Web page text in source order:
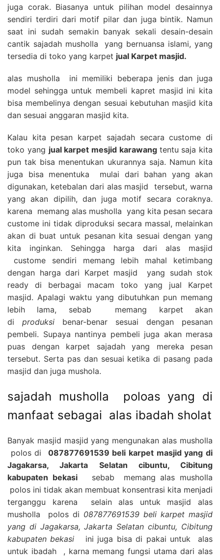
juga corak. Biasanya untuk pilihan model desainnya
sendiri terdiri dari motif pilar dan juga bintik. Namun
saat ini sudah semakin banyak sekali desain-desain
cantik sajadah musholla yang bernuansa islami, yang
tersedia di toko yang karpet jual Karpet masjid.
alas musholla ini memiliki beberapa jenis dan juga
model sehingga untuk membeli kapret masjid ini kita
bisa membelinya dengan sesuai kebutuhan masjid kita
dan sesuai anggaran masjid kita.
Kalau kita pesan karpet sajadah secara custome di
toko yang jual karpet mesjid karawang tentu saja kita
pun tak bisa menentukan ukurannya saja. Namun kita
juga bisa menentuka mulai dari bahan yang akan
digunakan, ketebalan dari alas masjid tersebut, warna
yang akan dipilih, dan juga motif secara coraknya.
karena memang alas musholla yang kita pesan secara
custome ini tidak diproduksi secara massal, melainkan
akan di buat untuk pesanan kita sesuai dengan yang
kita inginkan. Sehingga harga dari alas masjid
custome sendiri memang lebih mahal ketimbang
dengan harga dari Karpet masjid yang sudah stok
ready di berbagai macam toko yang jual Karpet
masjid. Apalagi waktu yang dibutuhkan pun memang
lebih lama, sebab memang karpet akan
di produksi benar-benar sesuai dengan pesanan
pembeli. Supaya nantinya pembeli juga akan merasa
puas dengan karpet sajadah yang mereka pesan
tersebut. Serta pas dan sesuai ketika di pasang pada
masjid dan juga mushola.
sajadah musholla poloas yang di
manfaat sebagai alas ibadah sholat
Banyak masjid masjid yang mengunakan alas musholla
polos di 087877691539 beli karpet masjid yang di
Jagakarsa, Jakarta Selatan cibuntu, Cibitung
kabupaten bekasisebab memang alas musholla
polos ini tidak akan membuat konsentrasi kita menjadi
terganggu karena selain alas untuk masjid alas
musholla polos di 087877691539 beli karpet masjid
yang di Jagakarsa, Jakarta Selatan cibuntu, Cibitung
kabupaten bekasi ini juga bisa di pakai untuk alas
untuk ibadah , karna memang fungsi utama dari alas